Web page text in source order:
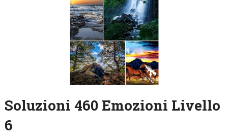
Soluzioni 460 Emozioni Livello
6